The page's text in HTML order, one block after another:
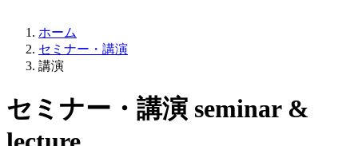
ホーム
セミナー・講演
講演
セミナー・講演 seminar &